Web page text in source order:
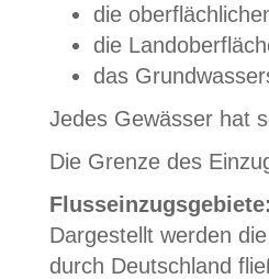
die
die
das
Jedes Gewässer hat
Die Grenze des
Dargestellt werden
durch Deutschland